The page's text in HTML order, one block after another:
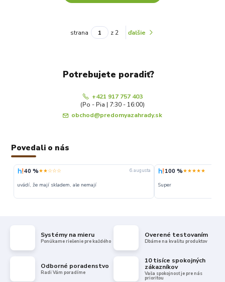
strana z 2 ďalšie
Potrebujete poradiť?
+421 917 757 403
(Po - Pia | 7:30 - 16:00)
obchod@predomyazahrady.sk
Povedali o nás
40 %★★☆☆☆ 6. augusta
uvádí, že mají skladem, ale nemají
100 %★★★★★
Super
Systémy na mieru
Ponúkame riešenie pre každého
Overené testovaním
Dbáme na kvalitu produktov
Odborné poradenstvo
Radi Vám poradíme
10 tisíce spokojných
zákazníkov
Vaša spokojnosť je pre nás
prioritou